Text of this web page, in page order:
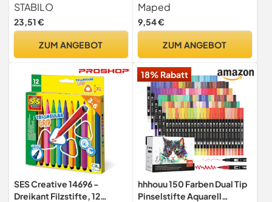
STABILO
23,51 €
ZUM ANGEBOT
Maped
9,54 €
ZUM ANGEBOT
SES Creative 14696 -
Dreikant Filzstifte, 12
18% Rabatt
hhhouu 150 Farben Dual Tip
Pinselstifte Aquarell